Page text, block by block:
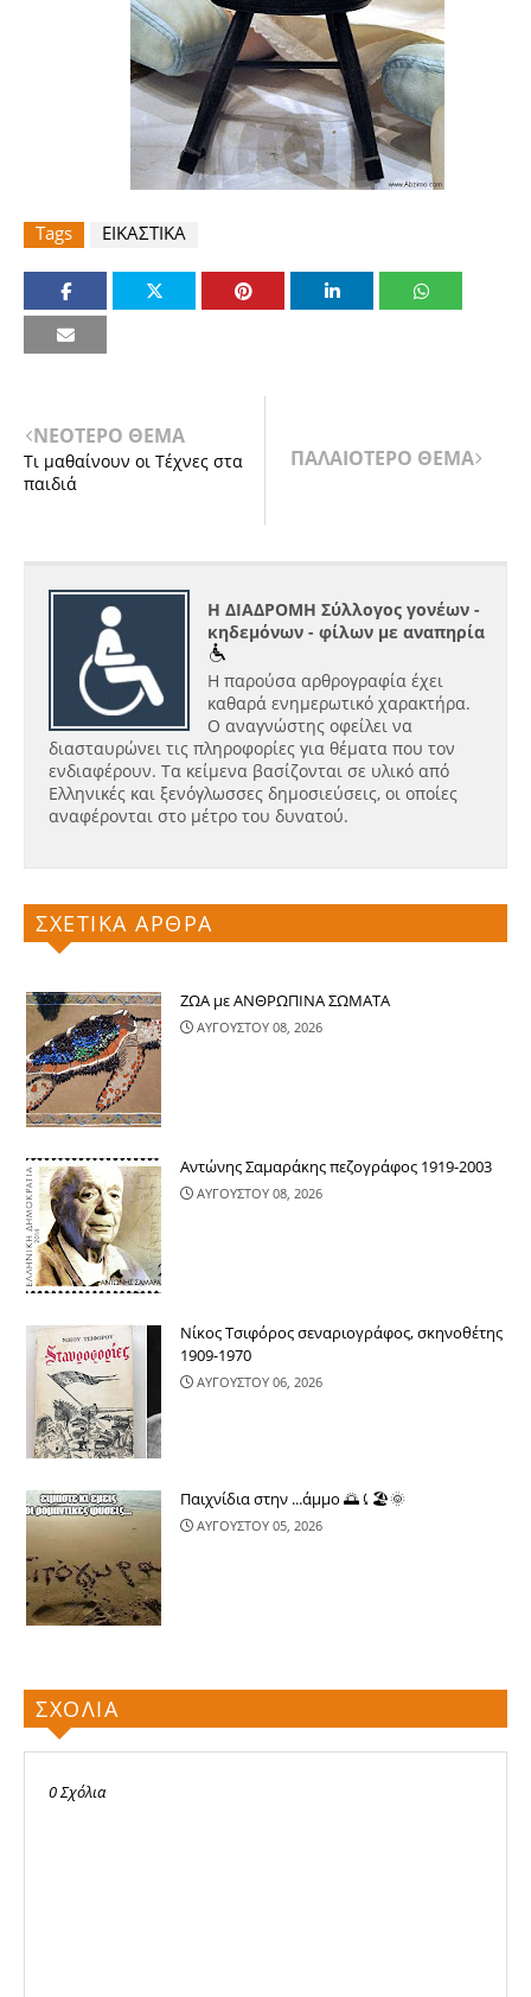
Tags ΕΙΚΑΣΤΙΚΑ
ΝΕΟΤΕΡΟ ΘΕΜΑ
Τι μαθαίνουν οι Τέχνες στα
παιδιά
ΠΑΛΑΙΟΤΕΡΟ ΘΕΜΑ
Η ΔΙΑΔΡΟΜΗ Σύλλογος γονέων -
κηδεμόνων - φίλων με αναπηρία
Η παρούσα αρθρογραφία έχει
καθαρά ενημερωτικό χαρακτήρα.
Ο αναγνώστης οφείλει να
διασταυρώνει τις πληροφορίες για θέματα που τον
ενδιαφέρουν. Τα κείμενα βασίζονται σε υλικό από
Ελληνικές και ξενόγλωσσες δημοσιεύσεις, οι οποίες
αναφέρονται στο μέτρο του δυνατού.
ΣΧΕΤΙΚΑ ΑΡΘΡΑ
ΖΩΑ με ΑΝΘΡΩΠΙΝΑ ΣΩΜΑΤΑ
ΑΥΓΟΥΣΤΟΥ 08, 2026
Αντώνης Σαμαράκης πεζογράφος 1919-2003
ΑΥΓΟΥΣΤΟΥ 08, 2026
Νίκος Τσιφόρος σεναριογράφος, σκηνοθέτης
1909-1970
ΑΥΓΟΥΣΤΟΥ 06, 2026
Παιχνίδια στην ...άμμο 🌅⤹🏖🌞
ΑΥΓΟΥΣΤΟΥ 05, 2026
ΣΧΟΛΙΑ
0 Σχόλια